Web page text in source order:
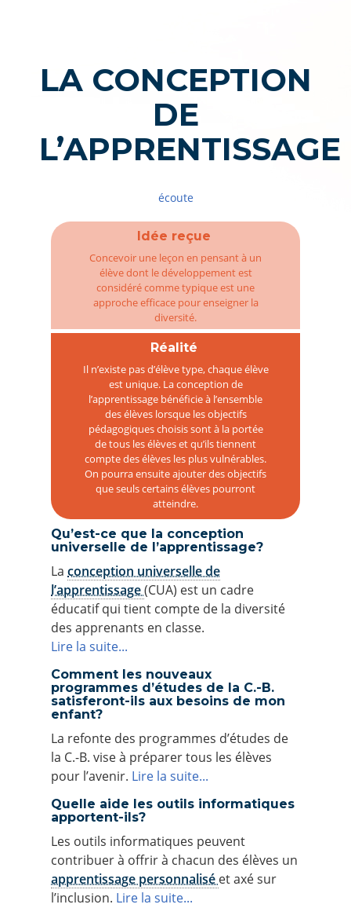
LA CONCEPTION
DE
L’APPRENTISSAGE
écoute
Idée reçue
Concevoir une leçon en pensant à un
élève dont le développement est
considéré comme typique est une
approche efficace pour enseigner la
diversité.
Réalité
Il n’existe pas d’élève type, chaque élève
est unique. La conception de
l’apprentissage bénéficie à l’ensemble
des élèves lorsque les objectifs
pédagogiques choisis sont à la portée
de tous les élèves et qu’ils tiennent
compte des élèves les plus vulnérables.
On pourra ensuite ajouter des objectifs
que seuls certains élèves pourront
atteindre.
Qu’est-ce que la conception
universelle de l’apprentissage?
La conception universelle de
l’apprentissage(CUA) est un cadre
éducatif qui tient compte de la diversité
des apprenants en classe.
Lire la suite...
Comment les nouveaux
programmes d’études de la C.-B.
satisferont-ils aux besoins de mon
enfant?
La refonte des programmes d’études de
la C.-B. vise à préparer tous les élèves
pour l’avenir. Lire la suite...
Quelle aide les outils informatiques
apportent-ils?
Les outils informatiques peuvent
contribuer à offrir à chacun des élèves un
apprentissage personnalisé et axé sur
l’inclusion. Lire la suite...